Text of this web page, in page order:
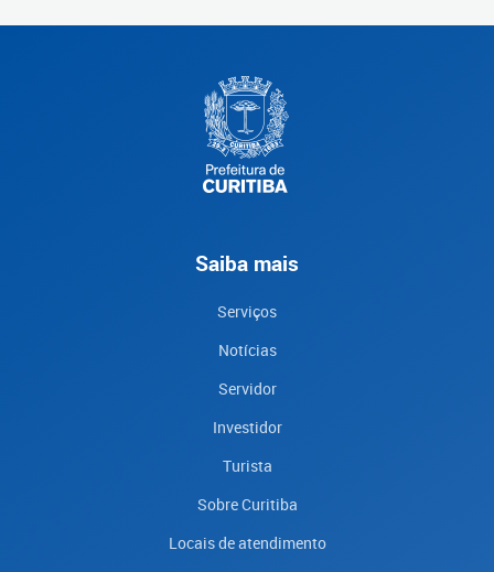
Saiba mais
Serviços
Notícias
Servidor
Investidor
Turista
Sobre Curitiba
Locais de atendimento